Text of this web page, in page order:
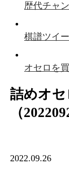
歴代チャ
棋譜ツイ
オセロを
詰めオセ
（
2022.09.26